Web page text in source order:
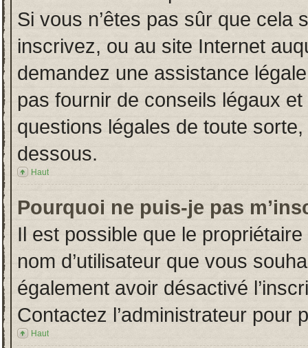
Si vous n’êtes pas sûr que cela
inscrivez, ou au site Internet
demandez une assistance
pas fournir de conseils légaux
questions légales de toute
dessous.
Haut
Pourquoi ne puis-je pas
Il est possible que le
nom d’utilisateur que vous
également avoir désactivé
Contactez l’administrateur pour
Haut